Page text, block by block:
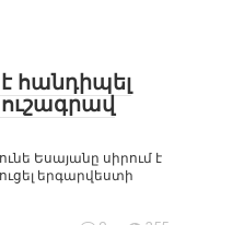
հանդիպել
ուշագրավ
Եսայանը սիրում է
երգարվեստի